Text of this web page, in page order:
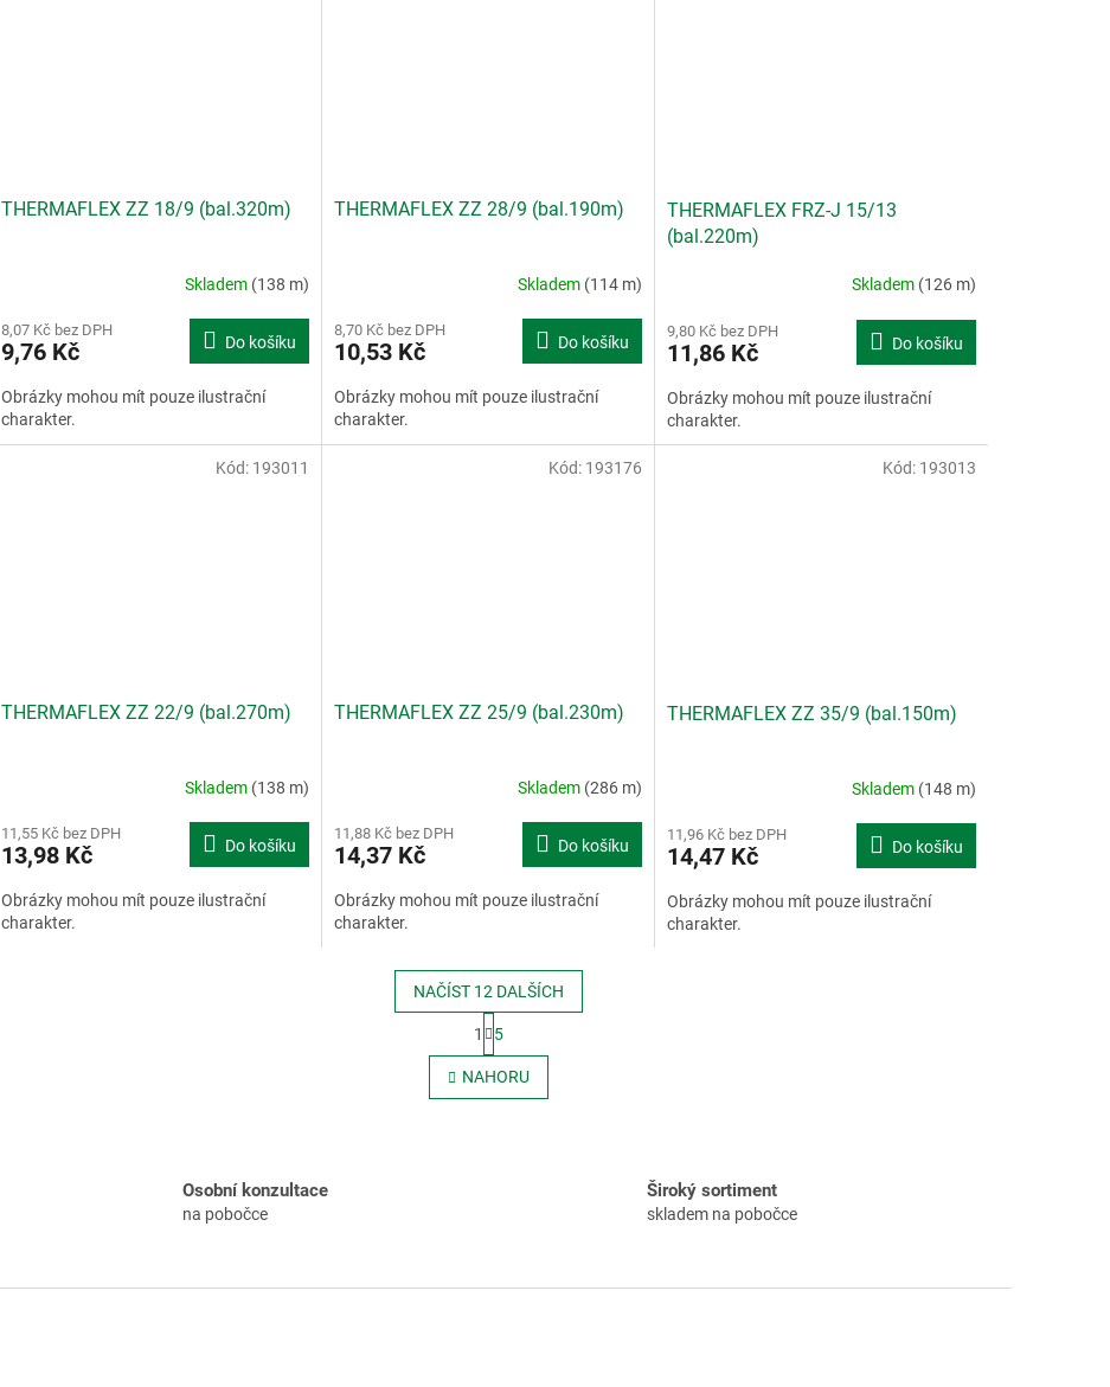
THERMAFLEX ZZ 18/9 (bal.320m)
Skladem (138 m)
8,07 Kč bez DPH
9,76 Kč Do košíku
Obrázky mohou mít pouze ilustrační
charakter.
THERMAFLEX ZZ 28/9 (bal.190m)
Skladem (114 m)
8,70 Kč bez DPH
10,53 Kč Do košíku
Obrázky mohou mít pouze ilustrační
charakter.
THERMAFLEX FRZ-J 15/13
(bal.220m)
Skladem (126 m)
9,80 Kč bez DPH
11,86 Kč Do košíku
Obrázky mohou mít pouze ilustrační
charakter.
THERMAFLEX ZZ 22/9 (bal.270m)
Skladem (138 m)
11,55 Kč bez DPH
13,98 Kč Do košíku
Obrázky mohou mít pouze ilustrační
charakter.
Kód: 193011
THERMAFLEX ZZ 25/9 (bal.230m)
Skladem (286 m)
11,88 Kč bez DPH
14,37 Kč Do košíku
Obrázky mohou mít pouze ilustrační
charakter.
Kód: 193176
THERMAFLEX ZZ 35/9 (bal.150m)
Skladem (148 m)
11,96 Kč bez DPH
14,47 Kč Do košíku
Obrázky mohou mít pouze ilustrační
charakter.
Kód: 193013
O
v
l
k
NAČÍST 12 DALŠÍCH
t
r
á
n
1 5
NAHORU
Osobní konzultace
na pobočce
Široký sortiment
skladem na pobočce